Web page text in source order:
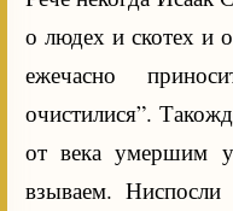
о людех и скотех и
ежечасно
очистилися”.
от века умершим
взываем.